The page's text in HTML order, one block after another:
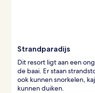
Strandparadijs
Dit resort ligt aan een
de baai. Er staan
ook kunnen snorkelen,
kunnen duiken.